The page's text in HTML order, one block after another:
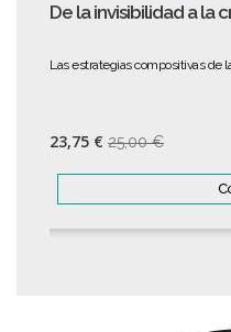
De la invisibilidad a la
Las estrategias compositivas de
23,75 € 25,00 €